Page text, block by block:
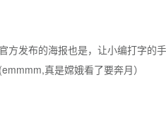
方发布的海报也是，让小编打字的
真是嫦娥看了要奔月）